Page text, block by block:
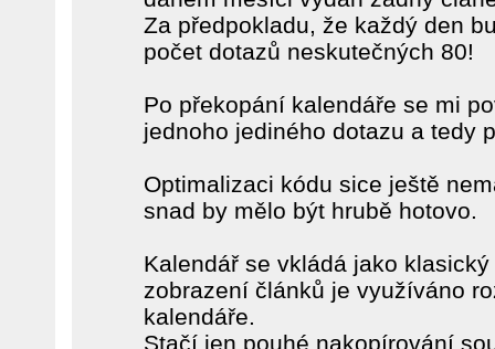
Za předpokladu, že každý den
počet dotazů neskutečných 80!
Po překopání kalendáře se mi
jednoho jediného dotazu a tedy
Optimalizaci kódu sice ještě
snad by mělo být hrubě hotovo.
Kalendář se vkládá jako
zobrazení článků je využíváno
kalendáře.
Stačí jen pouhé nakopírování